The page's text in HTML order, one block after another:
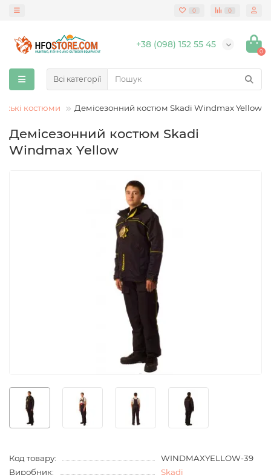
0 0
+38 (098) 152 55 45
0
Всі категорії
костюми Демісезонний костюм Skadi Windmax Yellow
Демісезонний костюм Skadi
Windmax Yellow
Код товару:
WINDMAXYELLOW-39
Виробник:
Skadi